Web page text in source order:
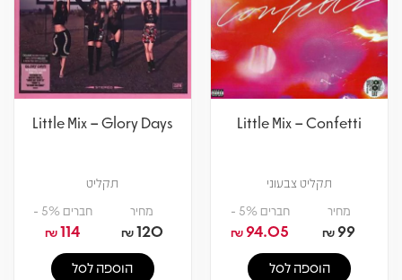
Little Mix – Confetti
תקליט צבעוני
מחיר
99
₪
חברים 5% -
94.05
₪
הוספה לסל
Little Mix – Glory Days
תקליט
מחיר
120
₪
חברים 5% -
114
₪
הוספה לסל